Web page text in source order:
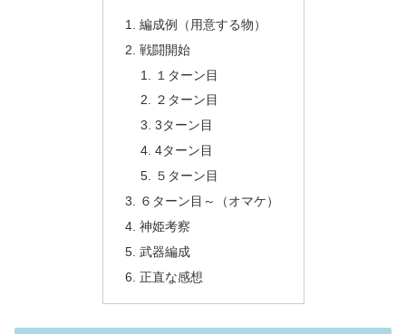
編成例（用意する物）
戦闘開始
１ターン目
２ターン目
3ターン目
4ターン目
５ターン目
６ターン目～（オマケ）
神姫考察
武器編成
正直な感想